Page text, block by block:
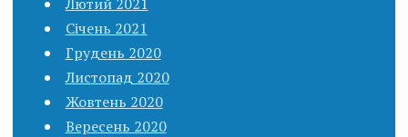
Січень 2021
Грудень 2020
Листопад 2020
Жовтень 2020
Вересень 2020